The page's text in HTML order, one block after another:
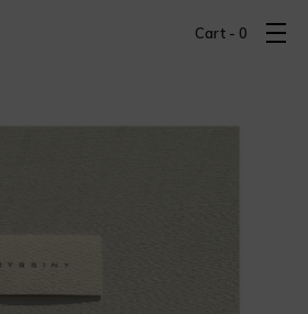
Cart - 0